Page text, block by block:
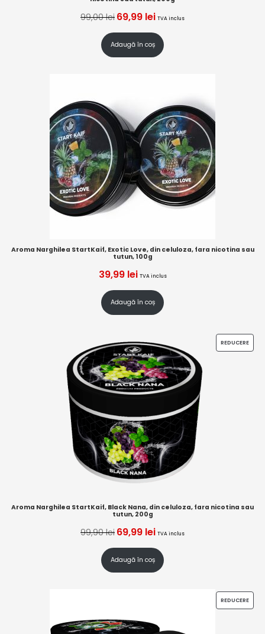
99,00lei 69,99 lei TVA inclus
Adaugă în coș
Aroma Narghilea StartKaif, Exotic Love, din celuloza, fara nicotina sau
tutun, 100g
39,99 lei TVA inclus
Adaugă în coș
Aroma Narghilea StartKaif, Black Nana, din celuloza, fara nicotina sau
tutun, 200g
REDUCERE
99,90lei 69,99 lei TVA inclus
Adaugă în coș
REDUCERE